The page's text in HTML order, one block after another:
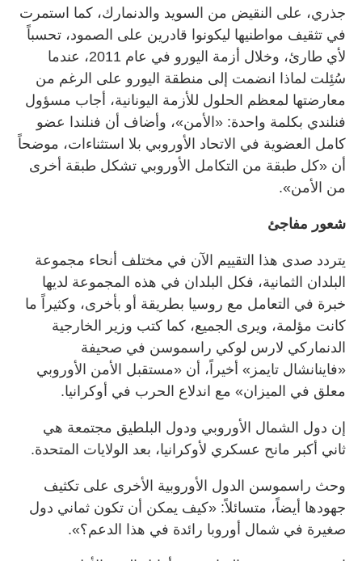
جذري، على النقيض من السويد والدنمارك، كما استمرت
في تثقيف مواطنيها ليكونوا قادرين على الصمود، تحسباً
لأي طارئ، وخلال أزمة اليورو في عام 2011، عندما
سُئِلت لماذا انضمت إلى منطقة اليورو على الرغم من
معارضتها لمعظم الحلول للأزمة اليونانية، أجاب مسؤول
فنلندي بكلمة واحدة: «الأمن»، وأضاف أن فنلندا عضو
كامل العضوية في الاتحاد الأوروبي بلا استثناءات، موضحاً
أن «كل طبقة من التكامل الأوروبي تشكل طبقة أخرى
من الأمن».
شعور مفاجئ
يتردد صدى هذا التقييم الآن في مختلف أنحاء مجموعة
البلدان الثمانية، فكل البلدان في هذه المجموعة لديها
خبرة في التعامل مع روسيا بطريقة أو بأخرى، وكثيراً ما
كانت مؤلمة، ويرى الجميع، كما كتب وزير الخارجية
الدنماركي لارس لوكي راسموسن في صحيفة
«فاينانشال تايمز» أخيراً، أن «مستقبل الأمن الأوروبي
معلق في الميزان» مع اندلاع الحرب في أوكرانيا.
إن دول الشمال الأوروبي ودول البلطيق مجتمعة هي
ثاني أكبر مانح عسكري لأوكرانيا، بعد الولايات المتحدة.
وحث راسموسن الدول الأوروبية الأخرى على تكثيف
جهودها أيضاً، متسائلاً: «كيف يمكن أن تكون ثماني دول
صغيرة في شمال أوروبا رائدة في هذا الدعم؟».